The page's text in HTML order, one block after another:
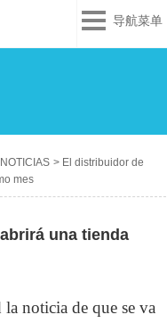
导航菜单
NOTICIAS > El distribuidor de
mes
una tienda
noticia de que se va